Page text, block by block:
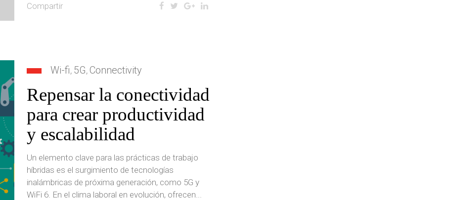
Compartir
Wi-fi, 5G, Connectivity
Repensar la conectividad
para crear productividad
y escalabilidad
Un elemento clave para las prácticas de trabajo
híbridas es el surgimiento de tecnologías
inalámbricas de próxima generación, como 5G y
WiFi 6. En el clima laboral en evolución, ofrecen...